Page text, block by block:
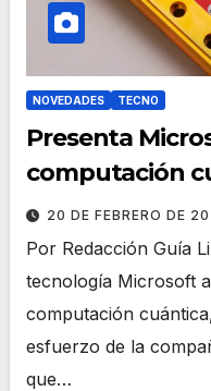
NOVEDADES TECNO
Presenta
computación
20 DE FEBRERO DE
Por Redacción Guía
tecnología Microsoft
computación
esfuerzo de la
que…